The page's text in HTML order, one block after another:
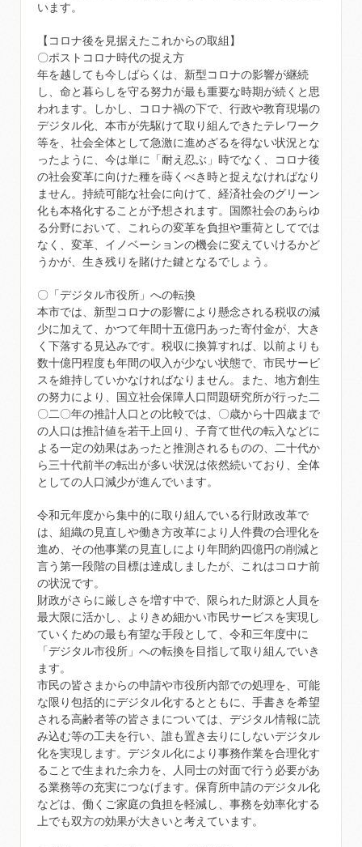
います。
【コロナ後を見据えたこれからの取組】
〇ポストコロナ時代の捉え方
年を越しても今しばらくは、新型コロナの影響が継続
し、命と暮らしを守る努力が最も重要な時期が続くと思
われます。しかし、コロナ禍の下で、行政や教育現場の
デジタル化、本市が先駆けて取り組んできたテレワーク
等を、社会全体として急激に進めざるを得ない状況とな
ったように、今は単に「耐え忍ぶ」時でなく、コロナ後
の社会変革に向けた種を蒔くべき時と捉えなければなり
ません。持続可能な社会に向けて、経済社会のグリーン
化も本格化することが予想されます。国際社会のあらゆ
る分野において、これらの変革を負担や重荷としてでは
なく、変革、イノベーションの機会に変えていけるかど
うかが、生き残りを賭けた鍵となるでしょう。
〇「デジタル市役所」への転換
本市では、新型コロナの影響により懸念される税収の減
少に加えて、かつて年間十五億円あった寄付金が、大き
く下落する見込みです。税収に換算すれば、以前よりも
数十億円程度も年間の収入が少ない状態で、市民サービ
スを維持していかなければなりません。また、地方創生
の努力により、国立社会保障人口問題研究所が行った二
〇二〇年の推計人口との比較では、〇歳から十四歳まで
の人口は推計値を若干上回り、子育て世代の転入などに
よる一定の効果はあったと推測されるものの、二十代か
ら三十代前半の転出が多い状況は依然続いており、全体
としての人口減少が進んでいます。
令和元年度から集中的に取り組んでいる行財政改革で
は、組織の見直しや働き方改革により人件費の合理化を
進め、その他事業の見直しにより年間約四億円の削減と
言う第一段階の目標は達成しましたが、これはコロナ前
の状況です。
財政がさらに厳しさを増す中で、限られた財源と人員を
最大限に活かし、よりきめ細かい市民サービスを実現し
ていくための最も有望な手段として、令和三年度中に
「デジタル市役所」への転換を目指して取り組んでいき
ます。
市民の皆さまからの申請や市役所内部での処理を、可能
な限り包括的にデジタル化するとともに、手書きを希望
される高齢者等の皆さまについては、デジタル情報に読
み込む等の工夫を行い、誰も置き去りにしないデジタル
化を実現します。デジタル化により事務作業を合理化す
ることで生まれた余力を、人同士の対面で行う必要があ
る業務等の充実につなげます。保育所申請のデジタル化
などは、働くご家庭の負担を軽減し、事務を効率化する
上でも双方の効果が大きいと考えています。